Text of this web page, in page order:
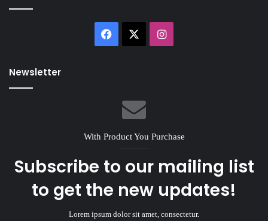
Facebook Instagram
Newsletter
With Product You Purchase
Subscribe to our mailing list
to get the new updates!
Lorem ipsum dolor sit amet, consectetur.